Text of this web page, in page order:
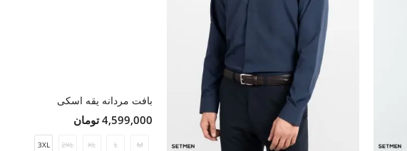
بافت مردانه یقه اسکی
4,599,000 تومان
M
L
XL
2XL
3XL